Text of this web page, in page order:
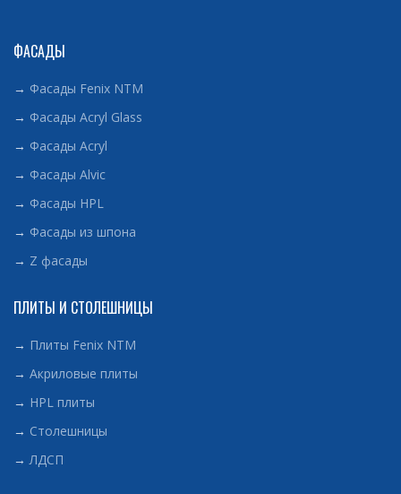
ФАСАДЫ
→ Фасады Fenix NTM
→ Фасады Acryl Glass
→ Фасады Acryl
→ Фасады Alvic
→ Фасады HPL
→ Фасады из шпона
→ Z фасады
ПЛИТЫ И СТОЛЕШНИЦЫ
→ Плиты Fenix NTM
→ Акриловые плиты
→ HPL плиты
→ Столешницы
→ ЛДСП